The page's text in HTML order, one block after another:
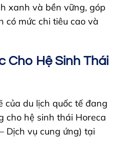
xanh và bền vững, góp
có mức chi tiêu cao và
Cho Hệ Sinh Thái
của du lịch quốc tế đang
cho hệ sinh thái Horeca
Dịch vụ cung ứng) tại